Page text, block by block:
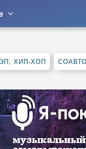
ХИП-ХОП